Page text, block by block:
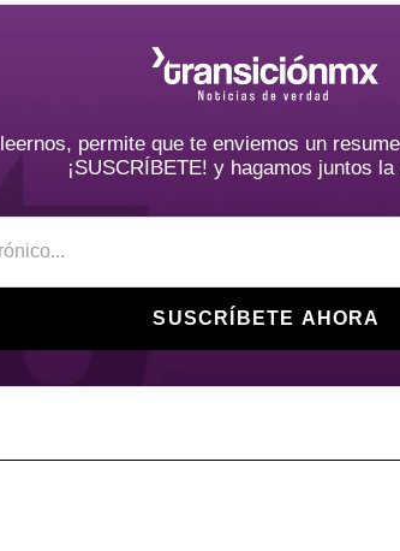
permite que te enviemos un
¡SUSCRÍBETE! y hagamos juntos
SUSCRÍBETE AHORA